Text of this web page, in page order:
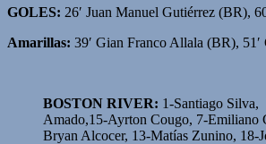
GOLES: 26′ Juan Manuel Gutiérrez (BR),
Amarillas: 39′ Gian Franco Allala (BR),
BOSTON RIVER: 1-Santiago Silva,
Amado,15-Ayrton Cougo, 7-Emiliano
Bryan Alcocer, 13-Matías Zunino, 18-